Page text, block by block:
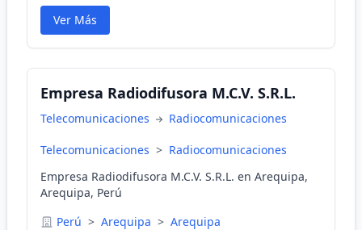
Ver Más
Empresa Radiodifusora M.C.V. S.R.L.
Telecomunicaciones Radiocomunicaciones
Telecomunicaciones > Radiocomunicaciones
Empresa Radiodifusora M.C.V. S.R.L. en Arequipa,
Arequipa, Perú
Perú > Arequipa > Arequipa